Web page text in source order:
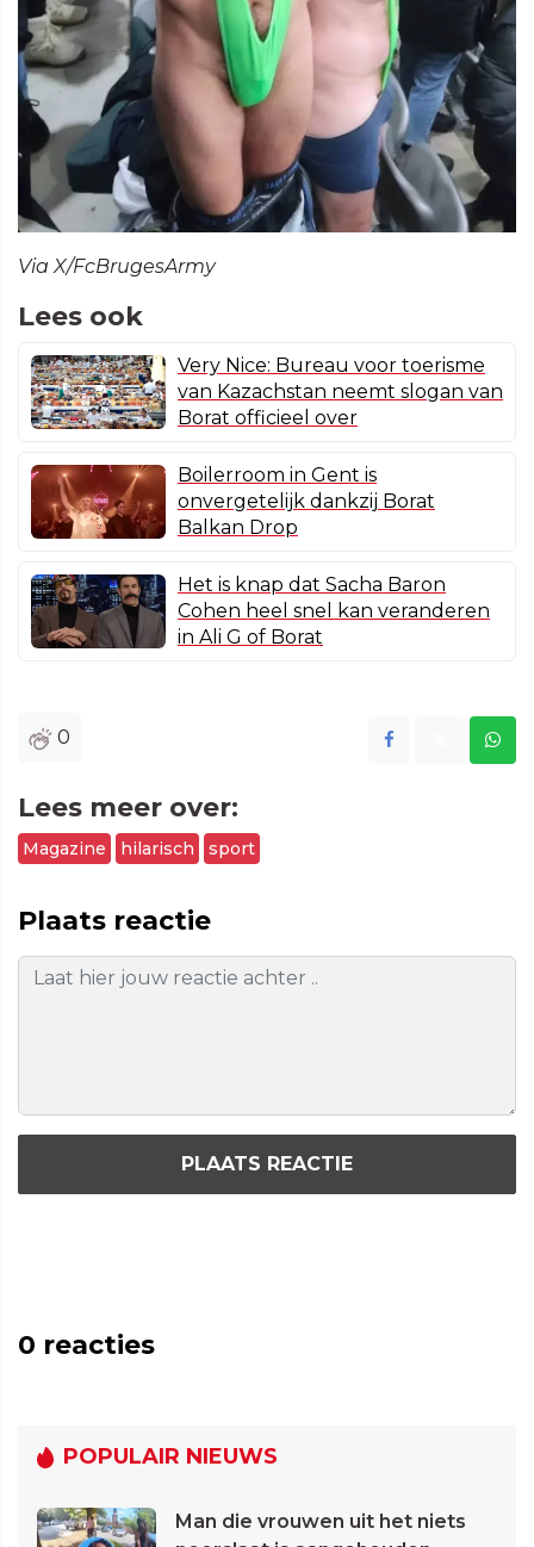
Via X/FcBrugesArmy
Lees ook
Very Nice: Bureau voor toerisme
van Kazachstan neemt slogan van
Borat officieel over
Boilerroom in Gent is
onvergetelijk dankzij Borat
Balkan Drop
Het is knap dat Sacha Baron
Cohen heel snel kan veranderen
in Ali G of Borat
0
Lees meer over:
Magazine hilarisch sport
Plaats reactie
PLAATS REACTIE
0 reacties
POPULAIR NIEUWS
Man die vrouwen uit het niets